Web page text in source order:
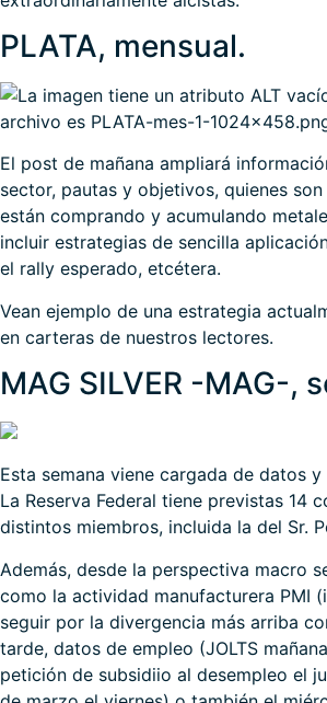
PLATA, mensual.
El post de mañana ampliará
sector, pautas y objetivos, quienes
están comprando y acumulando
incluir estrategias de sencilla
el rally esperado, etcétera.
Vean ejemplo de una estrategia
en carteras de nuestros lectores.
MAG SILVER -MAG-,
Esta semana viene cargada de datos
La Reserva Federal tiene previstas 14
distintos miembros, incluida la del Sr.
Además, desde la perspectiva macro
como la actividad manufacturera PMI
seguir por la divergencia más arriba
tarde, datos de empleo (JOLTS
petición de subsidiio al desempleo el